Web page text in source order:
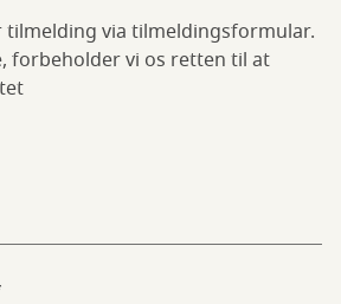
via tilmeldingsformular.
forbeholder vi os retten til at